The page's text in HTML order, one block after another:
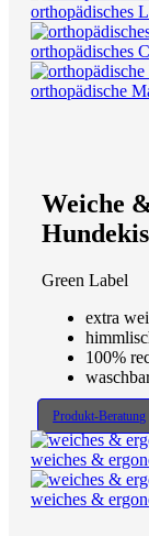
orthopädisches
orthopädisches
orthopädische
Weiche
Green Label
extra
100%
Produkt-Beratung
weiches &
weiches &